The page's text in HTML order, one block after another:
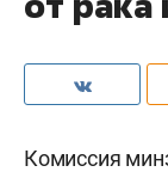
Комиссия